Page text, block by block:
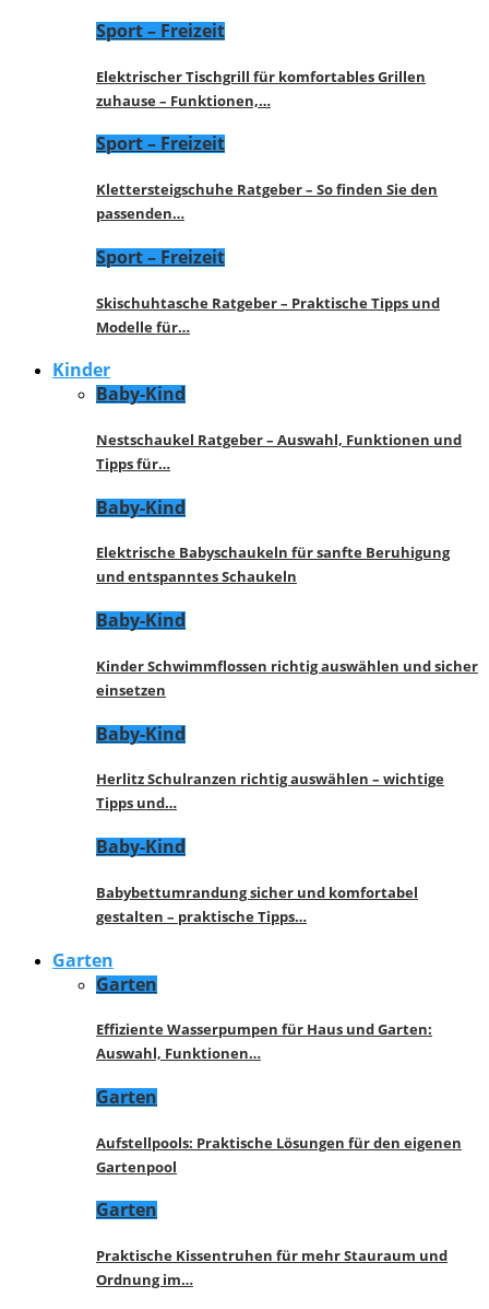
Sport – Freizeit
Elektrischer Tischgrill für komfortables Grillen
zuhause – Funktionen,…
Sport – Freizeit
Klettersteigschuhe Ratgeber – So finden Sie den
passenden…
Sport – Freizeit
Skischuhtasche Ratgeber – Praktische Tipps und
Modelle für…
Kinder
Baby-Kind
Nestschaukel Ratgeber – Auswahl, Funktionen und
Tipps für…
Baby-Kind
Elektrische Babyschaukeln für sanfte Beruhigung
und entspanntes Schaukeln
Baby-Kind
Kinder Schwimmflossen richtig auswählen und sicher
einsetzen
Baby-Kind
Herlitz Schulranzen richtig auswählen – wichtige
Tipps und…
Baby-Kind
Babybettumrandung sicher und komfortabel
gestalten – praktische Tipps…
Garten
Garten
Effiziente Wasserpumpen für Haus und Garten:
Auswahl, Funktionen…
Garten
Aufstellpools: Praktische Lösungen für den eigenen
Gartenpool
Garten
Praktische Kissentruhen für mehr Stauraum und
Ordnung im…